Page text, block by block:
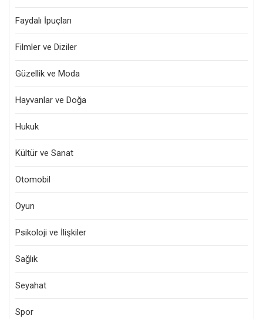
Faydalı İpuçları
Filmler ve Diziler
Güzellik ve Moda
Hayvanlar ve Doğa
Hukuk
Kültür ve Sanat
Otomobil
Oyun
Psikoloji ve İlişkiler
Sağlık
Seyahat
Spor